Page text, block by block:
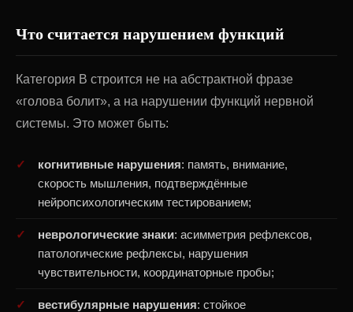
Что считается нарушением функций
Категория В строится не на абстрактной фразе
«голова болит», а на нарушении функций нервной
системы. Это может быть:
когнитивные нарушения: память, внимание,
скорость мышления, подтверждённые
нейропсихологическим тестированием;
неврологические знаки: асимметрия рефлексов,
патологические рефлексы, нарушения
чувствительности, координаторные пробы;
вестибулярные нарушения: стойкое